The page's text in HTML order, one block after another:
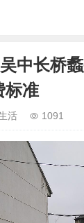
中长桥
标准
活 1091